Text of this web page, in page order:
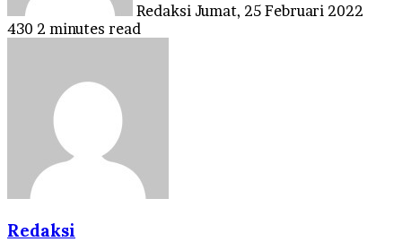
Redaksi Jumat, 25 Februari 2022
430 2 minutes read
Redaksi